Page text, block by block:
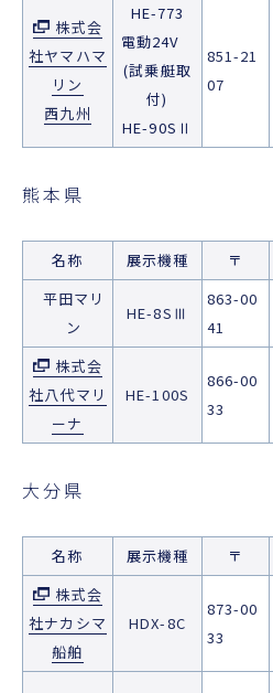
株式会
社ヤマハマ
リン
西九州
HE-773
電動24V
(試乗艇取
付)
HE-90SⅡ
851-21
07
熊本県
名称 展示機種 〒
平田マリ
ン
HE-8SⅢ
863-00
41
株式会
社八代マリ
ーナ
HE-100S
866-00
33
大分県
名称 展示機種 〒
株式会
社ナカシマ
船舶
HDX-8C
873-00
33